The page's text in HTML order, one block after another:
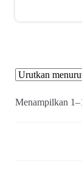
Menampilkan